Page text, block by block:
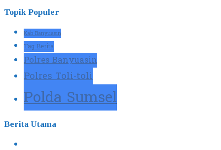
Topik Populer
Kab Banyuasin
Tag Berita
Polres Banyuasin
Polres Toli-toli
Polda Sumsel
Berita Utama